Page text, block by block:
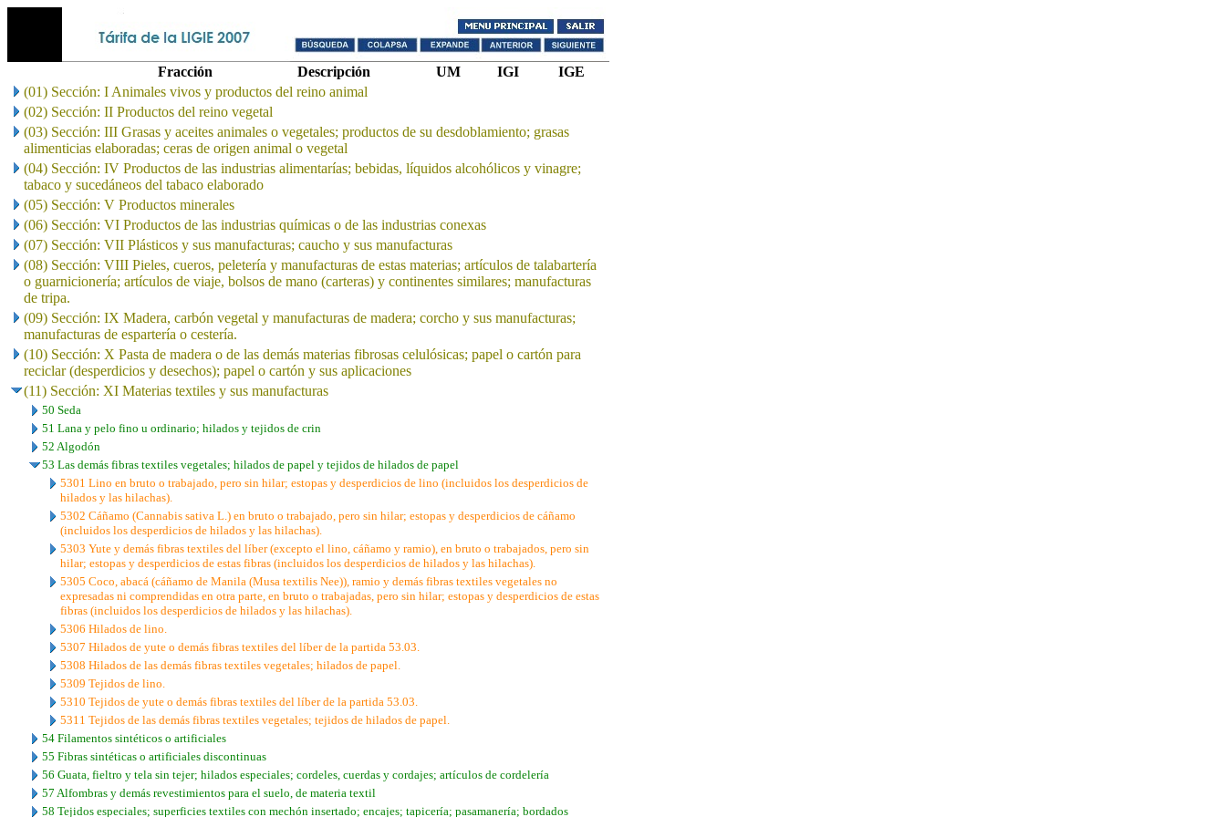
Fracción Descripción UM IGI
IGE
(01) Sección: I Animales vivos y productos del reino animal
(02) Sección: II Productos del reino vegetal
(03) Sección: III Grasas y aceites animales o vegetales; productos de su desdoblamiento; grasas
alimenticias elaboradas; ceras de origen animal o vegetal
(04) Sección: IV Productos de las industrias alimentarías; bebidas, líquidos alcohólicos y vinagre;
tabaco y sucedáneos del tabaco elaborado
(05) Sección: V Productos minerales
(06) Sección: VI Productos de las industrias químicas o de las industrias conexas
(07) Sección: VII Plásticos y sus manufacturas; caucho y sus manufacturas
(08) Sección: VIII Pieles, cueros, peletería y manufacturas de estas materias; artículos de talabartería
o guarnicionería; artículos de viaje, bolsos de mano (carteras) y continentes similares; manufacturas
de tripa.
(09) Sección: IX Madera, carbón vegetal y manufacturas de madera; corcho y sus manufacturas;
manufacturas de espartería o cestería.
(10) Sección: X Pasta de madera o de las demás materias fibrosas celulósicas; papel o cartón para
reciclar (desperdicios y desechos); papel o cartón y sus aplicaciones
(11) Sección: XI Materias textiles y sus manufacturas
50 Seda
51 Lana y pelo fino u ordinario; hilados y tejidos de crin
52 Algodón
53 Las demás fibras textiles vegetales; hilados de papel y tejidos de hilados de papel
5301 Lino en bruto o trabajado, pero sin hilar; estopas y desperdicios de lino (incluidos los desperdicios de
hilados y las hilachas).
5302 Cáñamo (Cannabis sativa L.) en bruto o trabajado, pero sin hilar; estopas y desperdicios de cáñamo
(incluidos los desperdicios de hilados y las hilachas).
5303 Yute y demás fibras textiles del líber (excepto el lino, cáñamo y ramio), en bruto o trabajados, pero sin
hilar; estopas y desperdicios de estas fibras (incluidos los desperdicios de hilados y las hilachas).
5305 Coco, abacá (cáñamo de Manila (Musa textilis Nee)), ramio y demás fibras textiles vegetales no
expresadas ni comprendidas en otra parte, en bruto o trabajadas, pero sin hilar; estopas y desperdicios de estas
fibras (incluidos los desperdicios de hilados y las hilachas).
5306 Hilados de lino.
5307 Hilados de yute o demás fibras textiles del líber de la partida 53.03.
5308 Hilados de las demás fibras textiles vegetales; hilados de papel.
5309 Tejidos de lino.
5310 Tejidos de yute o demás fibras textiles del líber de la partida 53.03.
5311 Tejidos de las demás fibras textiles vegetales; tejidos de hilados de papel.
54 Filamentos sintéticos o artificiales
55 Fibras sintéticas o artificiales discontinuas
56 Guata, fieltro y tela sin tejer; hilados especiales; cordeles, cuerdas y cordajes; artículos de cordelería
57 Alfombras y demás revestimientos para el suelo, de materia textil
58 Tejidos especiales; superficies textiles con mechón insertado; encajes; tapicería; pasamanería; bordados